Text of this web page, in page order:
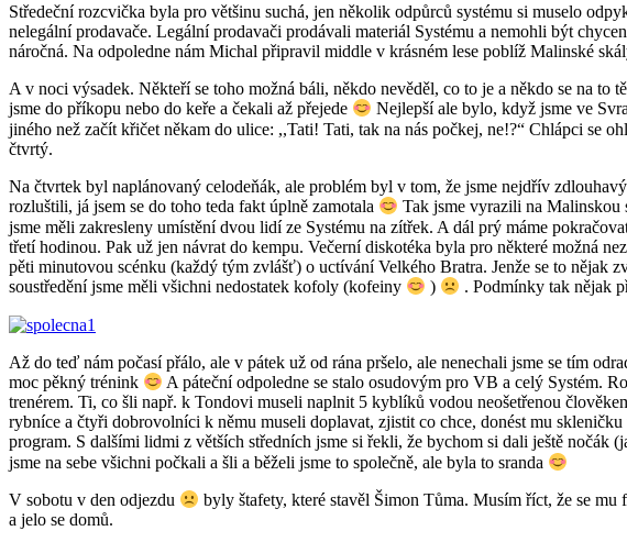
Středeční rozcvička byla pro většinu suchá, jen několik odpůrců systému si muselo
nelegální prodavače. Legální prodavači prodávali materiál Systému a nemohli být
náročná. Na odpoledne nám Michal připravil middle v krásném lese poblíž Malinské
A v noci výsadek. Někteří se toho možná báli, někdo nevěděl, co to je a někdo se na
jsme do příkopu nebo do keře a čekali až přejede
Nejlepší ale bylo, když jsme ve
jiného než začít křičet někam do ulice: ,,Tati! Tati, tak na nás počkej, ne!?“ Chlápci se
čtvrtý.
Na čtvrtek byl naplánovaný celodeňák, ale problém byl v tom, že jsme nejdřív
rozluštili, já jsem se do toho teda fakt úplně zamotala
Tak jsme vyrazili na Malinskou
jsme měli zakresleny umístění dvou lidí ze Systému na zítřek. A dál prý máme
třetí hodinou. Pak už jen návrat do kempu. Večerní diskotéka byla pro některé možná
pěti minutovou scénku (každý tým zvlášť) o uctívání Velkého Bratra. Jenže se to
soustředění jsme měli všichni nedostatek kofoly (kofeiny
) . Podmínky tak nějak
Až do teď nám počasí přálo, ale v pátek už od rána pršelo, ale nenechali jsme se tím
moc pěkný trénink
A páteční odpoledne se stalo osudovým pro VB a celý Systém.
trenérem. Ti, co šli např. k Tondovi museli naplnit 5 kyblíků vodou neošetřenou
rybníce a čtyři dobrovolníci k němu museli doplavat, zjistit co chce, donést mu
program. S dalšími lidmi z větších středních jsme si řekli, že bychom si dali ještě nočák
jsme na sebe všichni počkali a šli a běželi jsme to společně, ale byla to sranda
V sobotu v den odjezdu byly štafety, které stavěl Šimon Tůma. Musím říct, že se mu
a jelo se domů.